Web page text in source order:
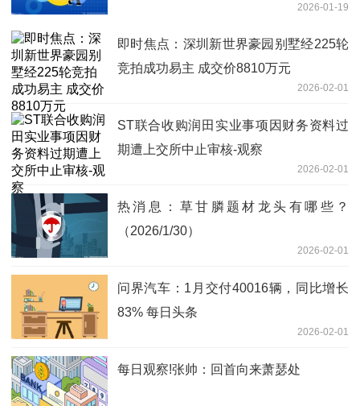
2026-01-19
即时焦点：深圳新世界豪园别墅经225轮
竞拍成功易主 成交价8810万元
2026-02-01
ST联合收购润田实业事项因财务资料过
期遭上交所中止审核-观察
2026-02-01
热消息：草甘膦题材龙头有哪些？
（2026/1/30）
2026-02-01
问界汽车：1月交付40016辆，同比增长
83% 每日头条
2026-02-01
每日观察!张帅：回首向来萧瑟处